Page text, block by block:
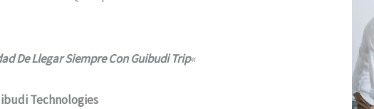
De Llegar Siempre Con Guibudi Trip«
Technologies